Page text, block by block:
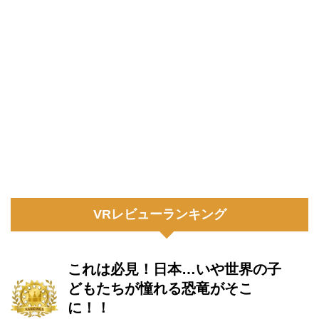
VRレビューランキング
これは必見！日本…いや世界の子
どもたちが憧れる恐竜がそこ
に！！